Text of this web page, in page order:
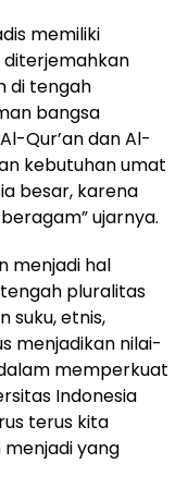
memiliki
di tengah
bangsa
Qur’an dan Al-
kebutuhan umat
besar, karena
ujarnya.
menjadi hal
pluralitas
suku, etnis,
menjadikan nilai-
memperkuat
Indonesia
terus kita
yang